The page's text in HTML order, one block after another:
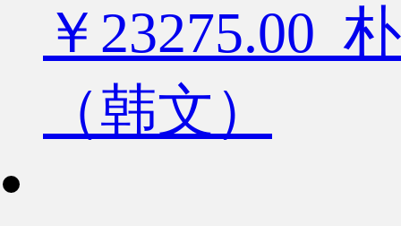
￥23275.00
（韩文）